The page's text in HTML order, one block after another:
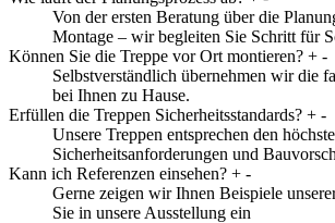
Von der ersten Beratung über die
Montage – wir begleiten Sie Schritt für
Können Sie die Treppe vor Ort montieren? + -
Selbstverständlich übernehmen wir die
bei Ihnen zu Hause.
Erfüllen die Treppen Sicherheitsstandards? + -
Unsere Treppen entsprechen den
Sicherheitsanforderungen und
Kann ich Referenzen einsehen? + -
Gerne zeigen wir Ihnen Beispiele
Sie in unsere Ausstellung ein